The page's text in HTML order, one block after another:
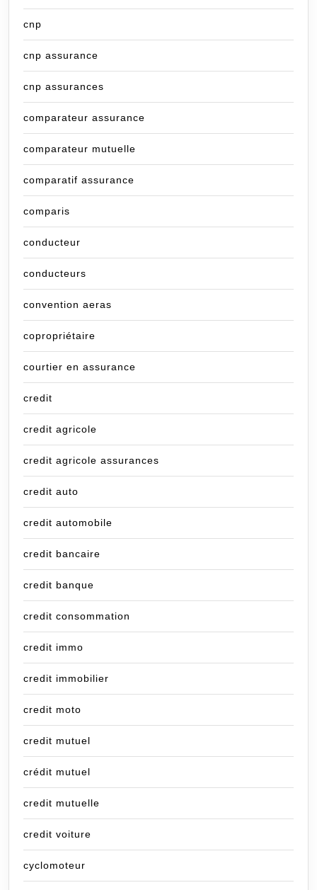
cnp
cnp assurance
cnp assurances
comparateur assurance
comparateur mutuelle
comparatif assurance
comparis
conducteur
conducteurs
convention aeras
copropriétaire
courtier en assurance
credit
credit agricole
credit agricole assurances
credit auto
credit automobile
credit bancaire
credit banque
credit consommation
credit immo
credit immobilier
credit moto
credit mutuel
crédit mutuel
credit mutuelle
credit voiture
cyclomoteur